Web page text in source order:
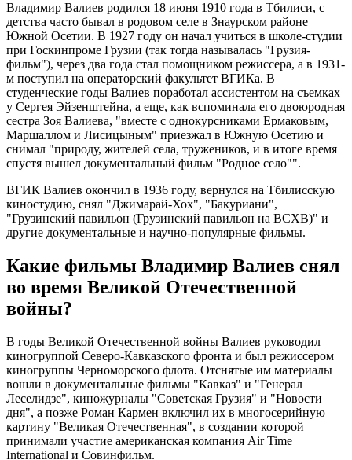
Владимир Валиев родился 18 июня 1910 года в Тбилиси, с
детства часто бывал в родовом селе в Знаурском районе
Южной Осетии. В 1927 году он начал учиться в школе-студии
при Госкинпроме Грузии (так тогда называлась "Грузия-
фильм"), через два года стал помощником режиссера, а в 1931-
м поступил на операторский факультет ВГИКа. В
студенческие годы Валиев поработал ассистентом на съемках
у Сергея Эйзенштейна, а еще, как вспоминала его двоюродная
сестра Зоя Валиева, "вместе с однокурсниками Ермаковым,
Маршаллом и Лисицыным" приезжал в Южную Осетию и
снимал "природу, жителей села, тружеников, и в итоге время
спустя вышел документальный фильм "Родное село"".
ВГИК Валиев окончил в 1936 году, вернулся на Тбилисскую
киностудию, снял "Джимарай-Хох", "Бакуриани",
"Грузинский павильон (Грузинский павильон на ВСХВ)" и
другие документальные и научно-популярные фильмы.
Какие фильмы Владимир Валиев снял
во время Великой Отечественной
войны?
В годы Великой Отечественной войны Валиев руководил
киногруппой Северо-Кавказского фронта и был режиссером
киногруппы Черноморского флота. Отснятые им материалы
вошли в документальные фильмы "Кавказ" и "Генерал
Леселидзе", киножурналы "Советская Грузия" и "Новости
дня", а позже Роман Кармен включил их в многосерийную
картину "Великая Отечественная", в создании которой
принимали участие американская компания Air Time
International и Совинфильм.